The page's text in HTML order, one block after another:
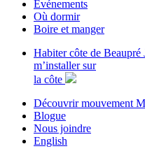
Événements
Où dormir
Boire et manger
Habiter côte de Beaupré
m’installer sur
la côte
Découvrir mouvement
Blogue
Nous joindre
English